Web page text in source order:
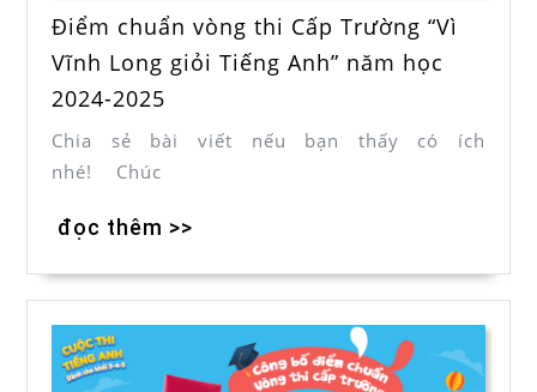
Điểm chuẩn vòng thi Cấp Trường “Vì
Vĩnh Long giỏi Tiếng Anh” năm học
2024-2025
Chia sẻ bài viết nếu bạn thấy có ích
nhé! Chúc
đọc thêm >>